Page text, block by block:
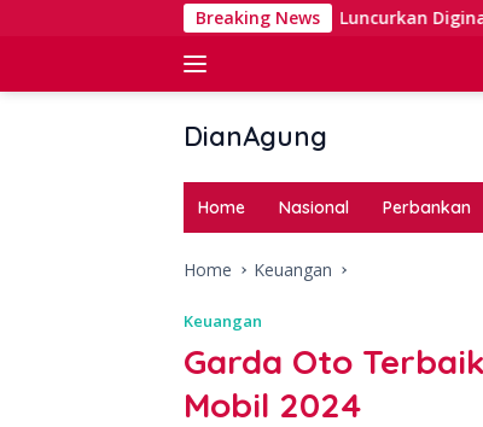
Breaking News
Luncurkan Digination, BNI
DianAgung
Web
Insights
Home Nasional Perbankan
Home Keuangan
Keuangan
Garda Oto
Mobil 2024